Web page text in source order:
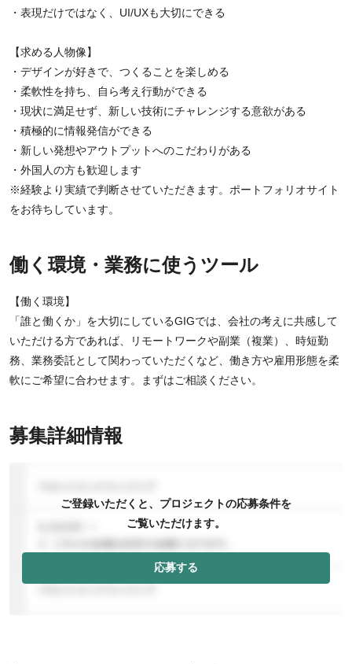
・表現だけではなく、UI/UXも大切にできる
【求める人物像】
・デザインが好きで、つくることを楽しめる
・柔軟性を持ち、自ら考え行動ができる
・現状に満足せず、新しい技術にチャレンジする意欲がある
・積極的に情報発信ができる
・新しい発想やアウトプットへのこだわりがある
・外国人の方も歓迎します
※経験より実績で判断させていただきます。ポートフォリオサイト
をお待ちしています。
働く環境・業務に使うツール
【働く環境】
「誰と働くか」を大切にしているGIGでは、会社の考えに共感して
いただける方であれば、リモートワークや副業（複業）、時短勤
務、業務委託として関わっていただくなど、働き方や雇用形態を柔
軟にご希望に合わせます。まずはご相談ください。
募集詳細情報
ご登録いただくと、プロジェクトの応募条件を
ご覧いただけます。
応募する